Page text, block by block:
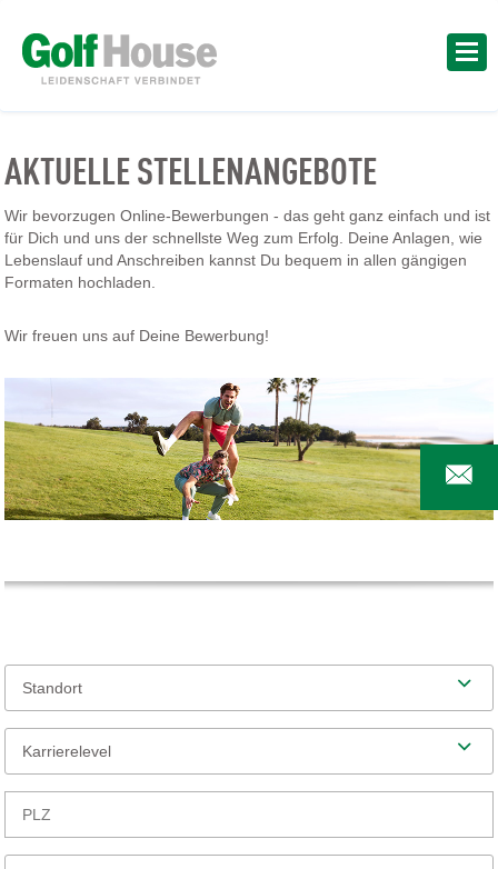
AKTUELLE STELLENANGEBOTE
Wir bevorzugen Online-Bewerbungen - das geht ganz einfach und ist
für Dich und uns der schnellste Weg zum Erfolg. Deine Anlagen, wie
Lebenslauf und Anschreiben kannst Du bequem in allen gängigen
Formaten hochladen.
Wir freuen uns auf Deine Bewerbung!
Standort
Karrierelevel